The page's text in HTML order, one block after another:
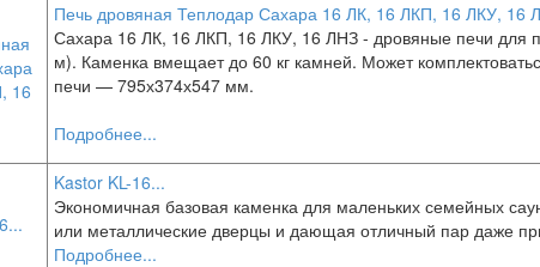
Печь дровяная Теплодар Сахара 16 ЛК, 16 ЛКП, 16 ЛКУ, 16
Сахара 16 ЛК, 16 ЛКП, 16 ЛКУ, 16 ЛНЗ - дровяные печи для
м). Каменка вмещает до 60 кг камней. Может
печи — 795х374х547 мм.
Подробнее...
Kastor KL-16...
Экономичная базовая каменка для маленьких семейных
или металлические дверцы и дающая отличный пар даже
Подробнее...